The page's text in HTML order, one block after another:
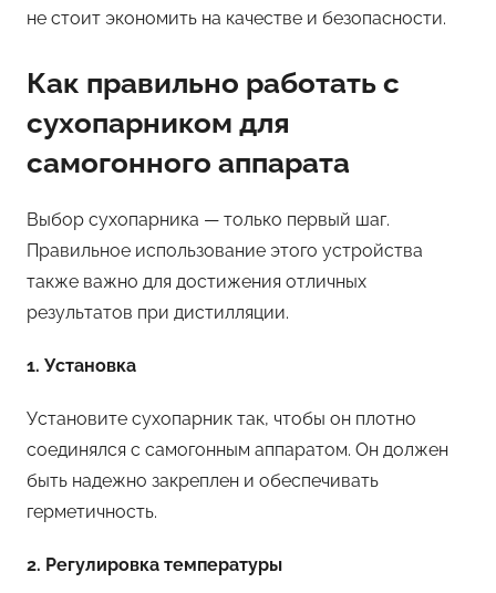
не стоит экономить на качестве и безопасности.
Как правильно работать с
сухопарником для
самогонного аппарата
Выбор сухопарника — только первый шаг.
Правильное использование этого устройства
также важно для достижения отличных
результатов при дистилляции.
1. Установка
Установите сухопарник так, чтобы он плотно
соединялся с самогонным аппаратом. Он должен
быть надежно закреплен и обеспечивать
герметичность.
2. Регулировка температуры